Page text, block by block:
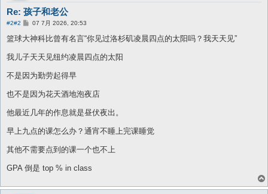
Re: 孩子和老公
#2#2
帖
07 7月 2026, 20:53
篮球大神科比曾有名言“你见过洛杉矶凌晨四点的太阳吗？我天天见”
我儿子天天见纽约凌晨四点的太阳
不是因为勤劳起得早
也不是因为花天酒地泡夜店
他最近几年的作息就是昼伏夜出。
早上九点的课怎么办？通宵不睡上完课睡觉
其他不需要点到的课一个也不上
GPA 倒是 top % in class